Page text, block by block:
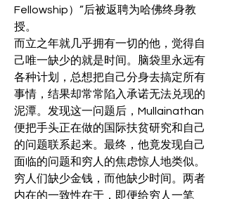
Fellowship）”后被返聘为哈佛终身教
授。
而立之年就几乎拥有一切的他，觉得自
己唯一缺少的就是时间。脑袋里永远有
各种计划，总想把自己分身去搞定所有
事情，结果却常常陷入承诺无法兑现的
泥潭。发现这一问题后，Mullainathan
便把手头正在做的国际扶贫研究和自己
的问题联系起来。最终，他竟发现自己
面临的问题和穷人的焦虑惊人地类似。
穷人们缺少金钱，而他缺少时间。两者
内在的一致性在于，即便给穷人一笔